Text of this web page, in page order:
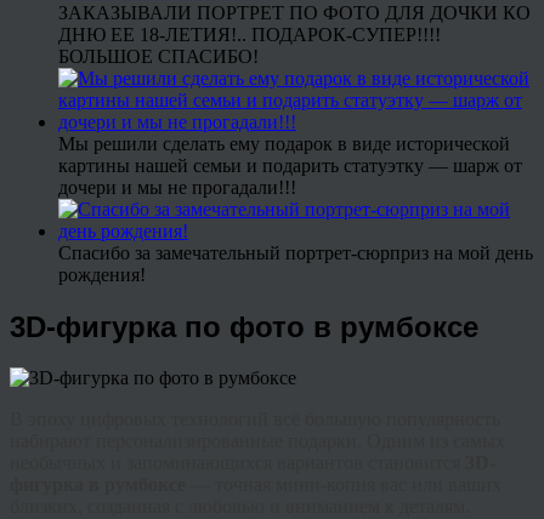
ЗАКАЗЫВАЛИ ПОРТРЕТ ПО ФОТО ДЛЯ ДОЧКИ КО
ДНЮ ЕЕ 18-ЛЕТИЯ!.. ПОДАРОК-СУПЕР!!!!
БОЛЬШОЕ СПАСИБО!
Мы решили сделать ему подарок в виде исторической
картины нашей семьи и подарить статуэтку — шарж от
дочери и мы не прогадали!!!
Спасибо за замечательный портрет-сюрприз на мой день
рождения!
3D-фигурка по фото в румбоксе